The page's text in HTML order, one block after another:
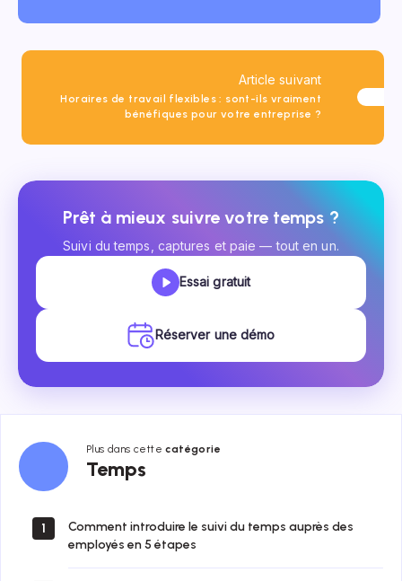
Article suivant
Horaires de travail flexibles : sont-ils vraiment
bénéfiques pour votre entreprise ?
Prêt à mieux suivre votre temps ?
Suivi du temps, captures et paie — tout en un.
Essai gratuit
Réserver une démo
Plus dans cettecatégorie
Temps
Temps
1
Comment introduire le suivi du temps auprès des
employés en 5 étapes